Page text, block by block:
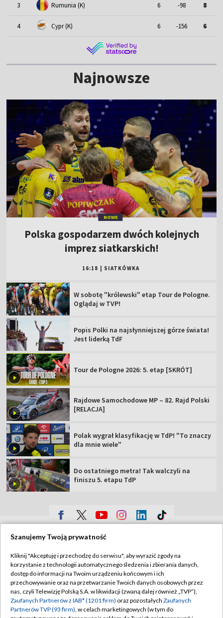
3 Rumunia (K) 6 -98 8
4 Cypr (K) 6 -156 6
Najnowsze
NOWE
Polska gospodarzem dwóch kolejnych
imprez siatkarskich!
16:18 SIATKÓWKA
W sobotę "królewski" etap Tour de Pologne.
Oglądaj w TVP!
Popis Polki na najsłynniejszej górze świata!
Jest liderką TdF
Tour de Pologne 2026: 5. etap [SKRÓT]
Rajdowe Samochodowe MP – 82. Rajd Polski
[RELACJA]
Polak wygrał klasyfikację w TdP! "To znaczy
dla mnie wiele"
Do ostatniego metra! Tak walczyli na
finiszu 5. etapu TdP
Sklep TVP
Biuro Reklamy
Oferta Handlowa
Telegazeta ogłoszenia
Polityka prywatności
Moje zgody
Biuro reklamy
Kontakt
Szanujemy Twoją prywatność
Kliknij "Akceptuję i przechodzę do serwisu", aby wyrazić zgody na
korzystanie z technologii automatycznego śledzenia i zbierania danych,
dostęp do informacji na Twoim urządzeniu końcowym i ich
przechowywanie oraz na przetwarzanie Twoich danych osobowych przez
nas, czyli Telewizję Polską S.A. w likwidacji (zwaną dalej również „TVP”),
Zaufanych Partnerów z IAB* (1201 firm) oraz pozostałych Zaufanych
Partnerów TVP (93 firm), w celach marketingowych (w tym do